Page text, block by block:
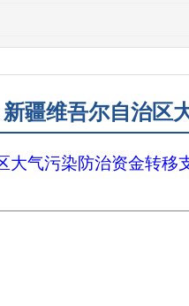
新疆维吾尔自治区
大气污染防治资金转移